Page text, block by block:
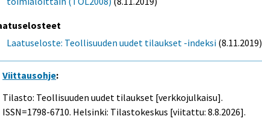
Laatuseloste: Teollisuuden uudet tilaukset -indeksi (8.11.2019)
Viittausohje:
Tilasto: Teollisuuden uudet tilaukset [verkkojulkaisu].
ISSN=1798-6710. Helsinki: Tilastokeskus [viitattu: 8.8.2026].